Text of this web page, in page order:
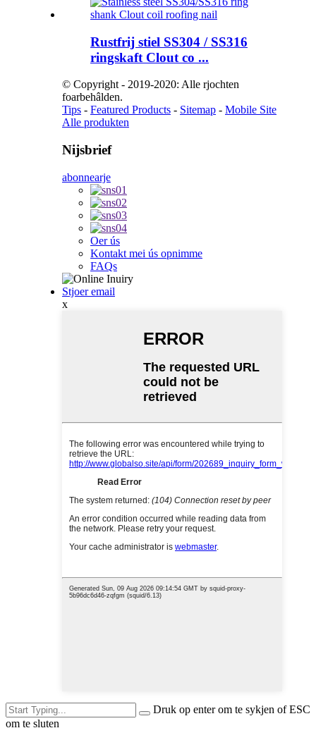
Rustfrij stiel SS304 / SS316
ringskaft Clout co ...
© Copyright - 2019-2020: Alle rjochten
foarbehâlden.
Tips - Featured Products - Sitemap - Mobile Site
Alle produkten
Nijsbrief
abonnearje
Oer ús
Kontakt mei ús opnimme
FAQs
Stjoer email
x
Druk op enter om te sykjen of ESC
om te sluten